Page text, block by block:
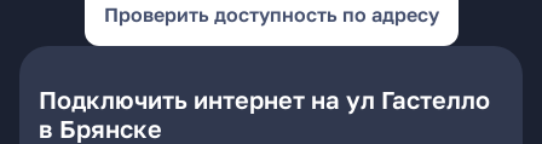
Проверить доступность по адресу
Подключить интернет на ул Гастелло
в Брянске